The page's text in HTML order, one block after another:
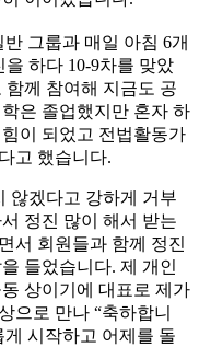
그룹과 매일 아침 6개
하다 10-9차를 맞았
께 참여해 지금도 공
은 졸업했지만 혼자 하
이 되었고 전법활동가
고 했습니다.
않겠다고 강하게 거부
정진 많이 해서 받는
서 회원들과 함께 정진
들었습니다. 제 개인
상이기에 대표로 제가
으로 만나 “축하합니
시작하고 어제를 돌